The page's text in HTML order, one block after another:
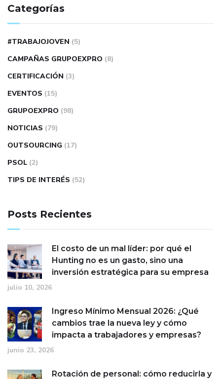
Categorías
#TRABAJOJOVEN (5)
CAMPAÑAS GRUPOEXPRO (8)
CERTIFICACIÓN (3)
EVENTOS (15)
GRUPOEXPRO (98)
NOTICIAS (79)
OUTSOURCING (17)
PSOL (2)
TIPS DE INTERÉS (52)
Posts Recientes
El costo de un mal líder: por qué el
Hunting no es un gasto, sino una
inversión estratégica para su empresa
julio 10, 2026
Ingreso Mínimo Mensual 2026: ¿Qué
cambios trae la nueva ley y cómo
impacta a trabajadores y empresas?
junio 23, 2026
Rotación de personal: cómo reducirla y